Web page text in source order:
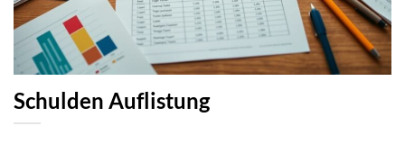
Schulden Auflistung